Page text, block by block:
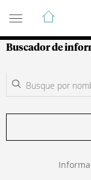
Guía de
Buscador de